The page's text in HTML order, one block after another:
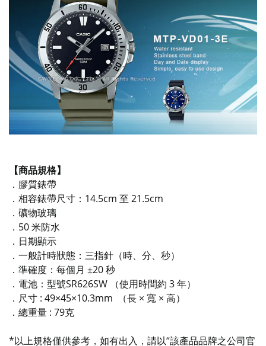
【商品規格】
．膠質錶帶
．相容錶帶尺寸：14.5cm 至 21.5cm
．礦物玻璃
．50 米防水
．日期顯示
．一般計時狀態：三指針（時、分、秒）
．準確度：每個月 ±20 秒
．電池：型號SR626SW （使用時間約 3 年）
．尺寸 : 49×45×10.3mm （長 × 寬 × 高）
．總重量 : 79克
*以上規格僅供參考，如有出入，請以“該產品品牌之公司官